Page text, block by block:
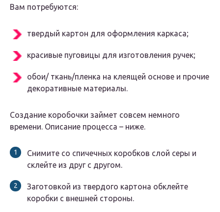
Вам потребуются:
твердый картон для оформления каркаса;
красивые пуговицы для изготовления ручек;
обои/ ткань/пленка на клеящей основе и прочие
декоративные материалы.
Создание коробочки займет совсем немного
времени. Описание процесса – ниже.
Снимите со спичечных коробков слой серы и
склейте из друг с другом.
Заготовкой из твердого картона обклейте
коробки с внешней стороны.